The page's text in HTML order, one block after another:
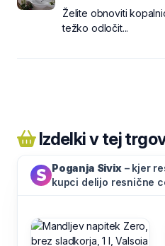
Želite obnoviti
težko odločit...
Izdelki v tej
Poganja Sivix – kjer
kupci delijo resnične